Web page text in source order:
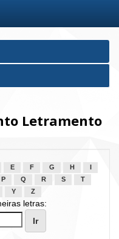
Letramento
E F G H
P Q R S
T
Y Z
letras: